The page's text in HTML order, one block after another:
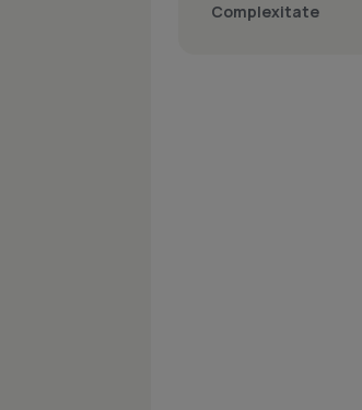
Complexitate